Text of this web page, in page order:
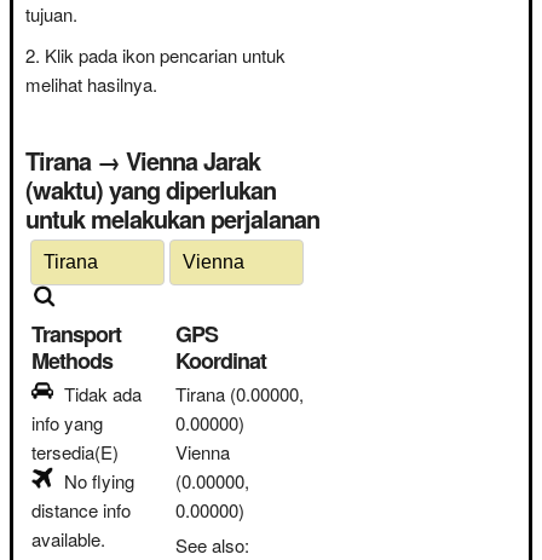
tujuan.
Klik pada ikon pencarian untuk
melihat hasilnya.
Tirana → Vienna Jarak
(waktu) yang diperlukan
untuk melakukan perjalanan
Transport
Methods
Tidak ada
info yang
tersedia(E)
No flying
distance info
available.
GPS
Koordinat
Tirana (0.00000,
0.00000)
Vienna
(0.00000,
0.00000)
See also: